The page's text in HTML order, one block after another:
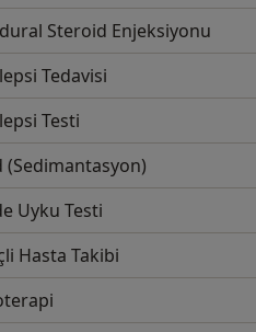
Steroid Enjeksiyonu
Tedavisi
Testi
(Sedimantasyon)
Uyku Testi
Hasta Takibi